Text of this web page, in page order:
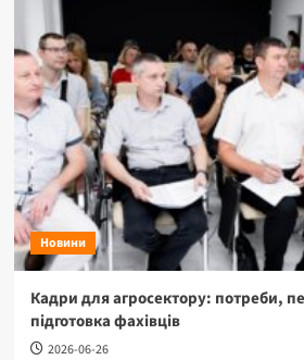
Новини
Кадри для агросектору: потреби,
підготовка фахівців
2026-06-26